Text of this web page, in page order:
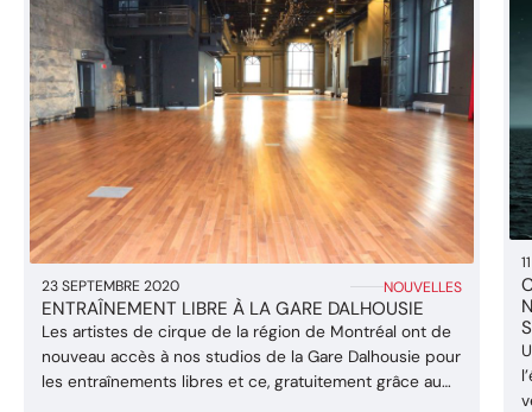
23 SEPTEMBRE 2020 NOUVELLES
ENTRAÎNEMENT LIBRE À LA GARE DALHOUSIE
Les artistes de cirque de la région de Montréal ont de
nouveau accès à nos studios de la Gare Dalhousie pour
les entraînements libres et ce, gratuitement grâce au